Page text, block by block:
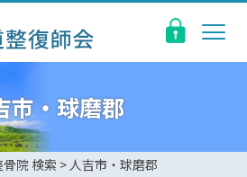
市・球磨郡
院 検索 > 人吉市・球磨郡